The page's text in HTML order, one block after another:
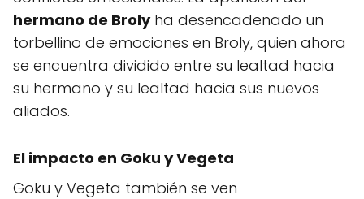
hermano de Brolyha desencadenado un
torbellino de emociones en Broly, quien ahora
se encuentra dividido entre su lealtad hacia
su hermano y su lealtad hacia sus nuevos
aliados.
El impacto en Goku y Vegeta
Goku y Vegeta también se ven